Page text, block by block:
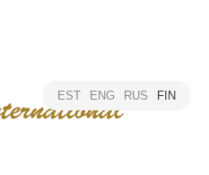
EST ENG RUS FIN